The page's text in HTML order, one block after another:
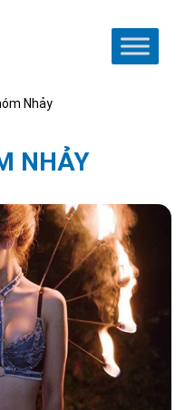
Nhảy
NHẢY